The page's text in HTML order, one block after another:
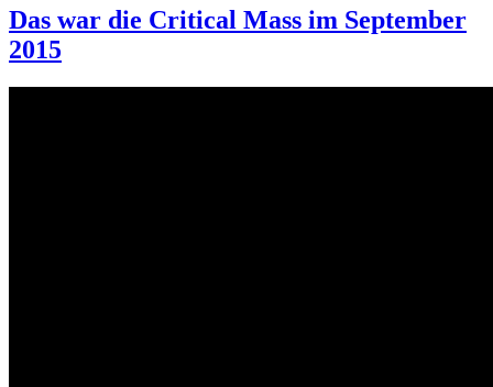
Das war die Critical Mass im September
2015